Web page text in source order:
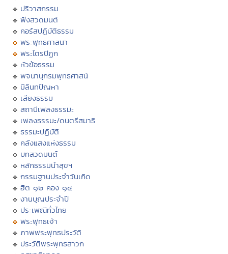
ปริวาสกรรม
ฟังสวดมนต์
คอร์สปฏิบัติธรรม
พระพุทธศาสนา
พระไตรปิฏก
หัวข้อธรรม
พจนานุกรมพุทธศาสน์
มิลินทปัญหา
เสียงธรรม
สถานีเพลงธรรมะ
เพลงธรรมะ/ดนตรีสมาธิ
ธรรมะปฏิบัติ
คลังแสงแห่งธรรม
บทสวดมนต์
หลักธรรมนำสุขฯ
กรรมฐานประจำวันเกิด
ฮีต ๑๒ คอง ๑๔
งานบุญประจำปี
ประเพณีทั่วไทย
พระพุทธเจ้า
ภาพพระพุทธประวัติ
ประวัติพระพุทธสาวก